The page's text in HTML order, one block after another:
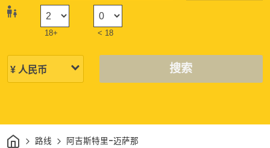
18+ < 18
搜索
家 路线 阿吉斯特里-迈萨那